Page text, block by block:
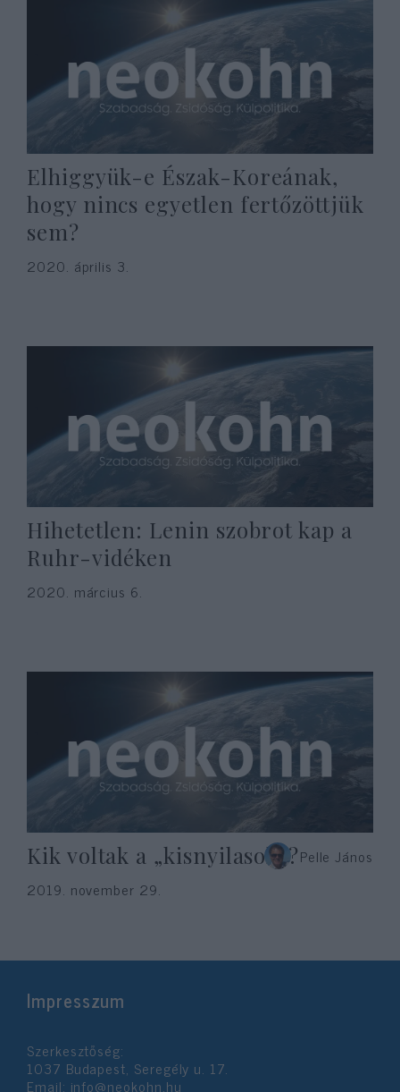
Elhiggyük-e Észak-Koreának,
hogy nincs egyetlen fertőzöttjük
sem?
2020. április 3.
Hihetetlen: Lenin szobrot kap a
Ruhr-vidéken
2020. március 6.
Kik voltak a „kisnyilasok”?Pelle János
2019. november 29.
Impresszum
Szerkesztőség:
1037 Budapest, Seregély u. 17.
Email: info@neokohn.hu